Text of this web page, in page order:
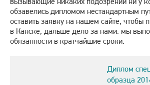
обзавелись дипломом нестандартным
оставить заявку на нашем сайте, чтобы
в Канске, дальше дело за нами: мы
обязанности в кратчайшие сроки.
Диплом
образца